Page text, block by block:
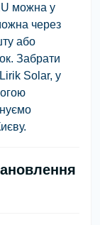
можна у
через
або
Забрати
Solar, у